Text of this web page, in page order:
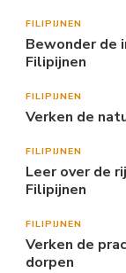
FILIPIJNEN
Bewonder de
Filipijnen
FILIPIJNEN
Verken de
FILIPIJNEN
Leer over de
Filipijnen
FILIPIJNEN
Verken de
dorpen